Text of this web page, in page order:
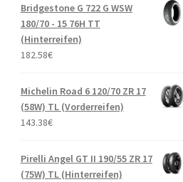
Bridgestone G 722 G WSW
180/70 - 15 76H TT
(Hinterreifen)
182.58€
Michelin Road 6 120/70 ZR 17
(58W) TL (Vorderreifen)
143.38€
Pirelli Angel GT II 190/55 ZR 17
(75W) TL (Hinterreifen)